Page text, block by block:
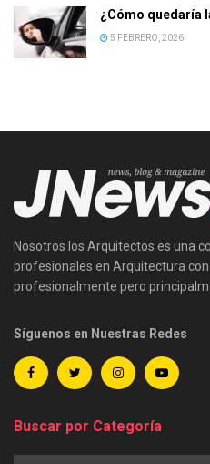
¿Cómo quedaría
5 FEBRERO, 2026
Nosotros los Arquitectos es una
profesionales en Arquitectura
profesionalmente pero
Síguenos en Nuestras Redes
Buscar por Categoría